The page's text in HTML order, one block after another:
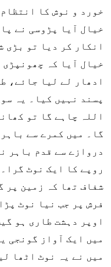
خورد و نوش کا
خیال آیا پڑوسی نے
انکار کر دیا تو بڑی
خیال آیا کہ
ادھار لے لیا جائے،
پسند نہیں کیا۔ یہ
اللہ چاہے گا تو
گا۔ میں کمرے سے
دروازے سے قدم باہر
روپے کا ایک نوٹ
شفاف تھا کہ زمین پر
فرش پر جب نیا نوٹ
اوپر دہشت طاری ہو
میں ایک آواز گونجی
میں نے یہ نوٹ اٹھا